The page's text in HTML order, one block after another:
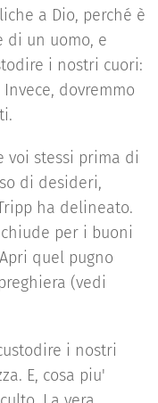
a Dio, perché è
di un uomo, e
i nostri cuori:
dovremmo
voi stessi prima di
di desideri,
ha delineato.
per i buoni
quel pugno
(vedi
i nostri
E, cosa piu'